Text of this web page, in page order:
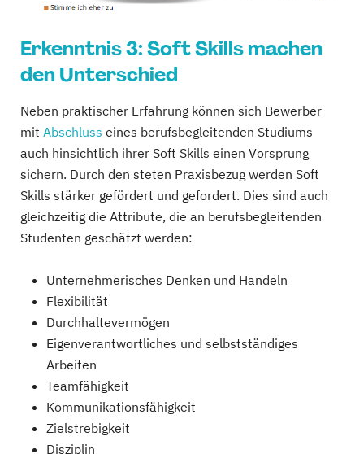
Erkenntnis 3: Soft Skills machen
den Unterschied
Neben praktischer Erfahrung können sich Bewerber
mit Abschluss eines berufsbegleitenden Studiums
auch hinsichtlich ihrer Soft Skills einen Vorsprung
sichern. Durch den steten Praxisbezug werden Soft
Skills stärker gefördert und gefordert. Dies sind auch
gleichzeitig die Attribute, die an berufsbegleitenden
Studenten geschätzt werden:
Unternehmerisches Denken und Handeln
Flexibilität
Durchhaltevermögen
Eigenverantwortliches und selbstständiges
Arbeiten
Teamfähigkeit
Kommunikationsfähigkeit
Zielstrebigkeit
Disziplin